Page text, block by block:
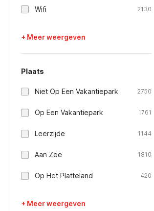
Wifi 2130
+ Meer weergeven
Plaats
Niet Op Een Vakantiepark 2750
Op Een Vakantiepark 1761
Leerzijde 1144
Aan Zee 1810
Op Het Platteland 420
+ Meer weergeven